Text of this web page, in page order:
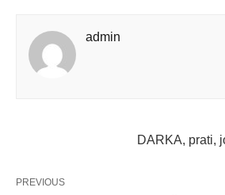
admin
DARKA, prati,
PREVIOUS